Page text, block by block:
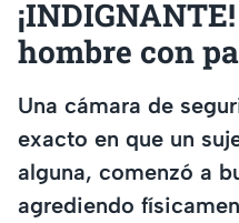
hombre con
Una cámara de
exacto en que un
alguna, comenzó a
agrediendo